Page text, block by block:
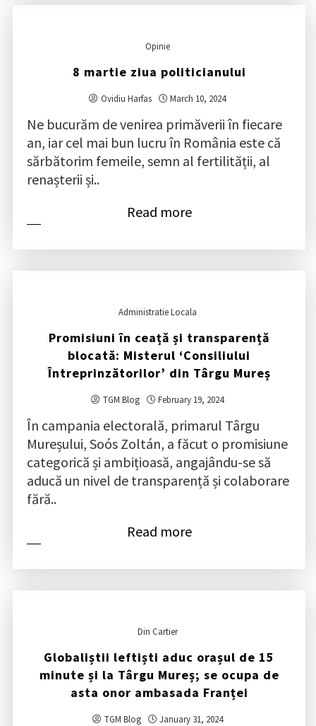
Opinie
8 martie ziua politicianului
Ovidiu Harfas March 10, 2024
Ne bucurăm de venirea primăverii în fiecare
an, iar cel mai bun lucru în România este că
sărbătorim femeile, semn al fertilității, al
renașterii și..
Read more
Administratie Locala
Promisiuni în ceață și transparență
blocată: Misterul ‘Consiliului
Întreprinzătorilor’ din Târgu Mureș
TGM Blog February 19, 2024
În campania electorală, primarul Târgu
Mureșului, Soós Zoltán, a făcut o promisiune
categorică și ambițioasă, angajându-se să
aducă un nivel de transparență și colaborare
fără..
Read more
Din Cartier
Globaliștii leftiști aduc orașul de 15
minute și la Târgu Mureș; se ocupa de
asta onor ambasada Franței
TGM Blog January 31, 2024